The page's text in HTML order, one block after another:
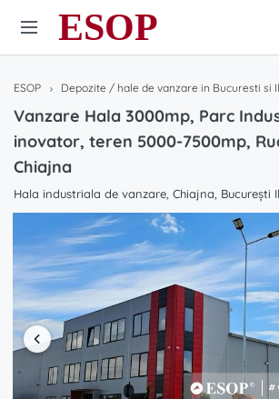
ESOP
ESOP Depozite / hale de vanzare in Bucuresti si
Vanzare Hala 3000mp, Parc
inovator, teren 5000-7500mp,
Chiajna
Hala industriala de vanzare, Chiajna, București